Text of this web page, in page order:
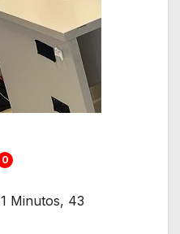
0
1 Minutos, 43